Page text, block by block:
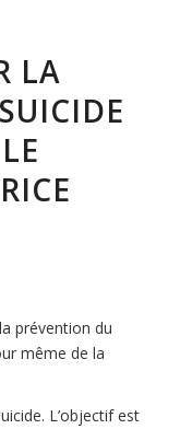
LA
prévention du
même de la
L’objectif est